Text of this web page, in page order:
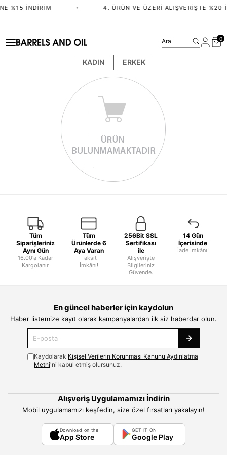
%15 İNDIRIM • 4. ÜRÜN VE ÜZERI ALIŞVERIŞTE %20
KADIN ERKEK
Ara 0
Tüm
Siparişleriniz
Aynı Gün
16.00'a Kadar
Kargolanır.
Tüm
Ürünlerde 6
Aya Varan
Taksit
İmkânı!
256Bit SSL
Sertifikası
ile
Alışverişte
Bilgileriniz
Güvende.
14 Gün
İçerisinde
İade İmkânı!
En güncel haberler için kaydolun
Haber listemize kayıt olarak kampanyalardan ilk siz haberdar olun.
Kaydolarak Kişisel Verilerin Korunması Kanunu Aydınlatma
Metni'ni kabul etmiş olursunuz.
Alışveriş Uygulamamızı İndirin
Mobil uygulamamızı keşfedin, size özel fırsatları yakalayın!
Download on the
App Store
GET IT ON
Google Play